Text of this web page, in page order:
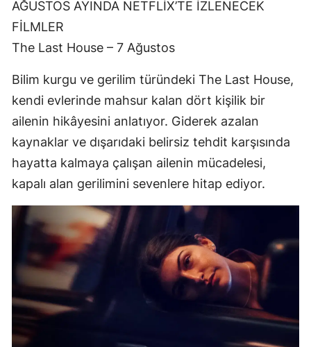
AĞUSTOS AYINDA NETFLİX’TE İZLENECEK
FİLMLER
The Last House – 7 Ağustos
Bilim kurgu ve gerilim türündeki The Last House,
kendi evlerinde mahsur kalan dört kişilik bir
ailenin hikâyesini anlatıyor. Giderek azalan
kaynaklar ve dışarıdaki belirsiz tehdit karşısında
hayatta kalmaya çalışan ailenin mücadelesi,
kapalı alan gerilimini sevenlere hitap ediyor.